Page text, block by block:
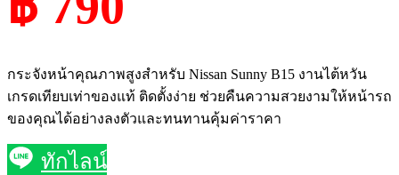
กระจังหน้าคุณภาพสูงสำหรับ Nissan Sunny B15 งานไต้หวัน
เกรดเทียบเท่าของแท้ ติดตั้งง่าย ช่วยคืนความสวยงามให้หน้ารถ
ของคุณได้อย่างลงตัวและทนทานคุ้มค่าราคา
ทักไลน์